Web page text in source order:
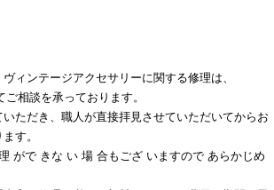
ィンテージアクセサリーに関する修理は、
相談を承っております。
ただき、職人が直接拝見させていただいてからお
す。
がで きな い 場 合もござ いますので あらかじめ